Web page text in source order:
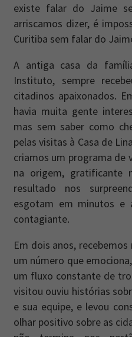
existe falar do Jaime
arriscamos dizer, é
Curitiba sem falar do
A antiga casa da
Instituto, sempre
citadinos apaixonados.
havia muita gente
mas sem saber como
pelas visitas à Casa de
criamos um programa de
na origem, gratificante
resultado nos
esgotam em minutos e
contagiante.
Em dois anos, recebemos
um número que
um fluxo constante de
visitou ouviu histórias
e sua equipe, e levou
olhar positivo sobre as